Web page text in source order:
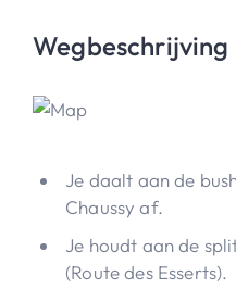
Wegbeschrijving
Je daalt aan de
Chaussy af.
Je houdt aan de
(Route des Esserts).